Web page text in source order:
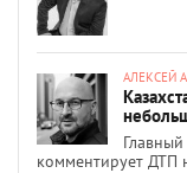
АЛЕКСЕЙ
комментирует ДТП